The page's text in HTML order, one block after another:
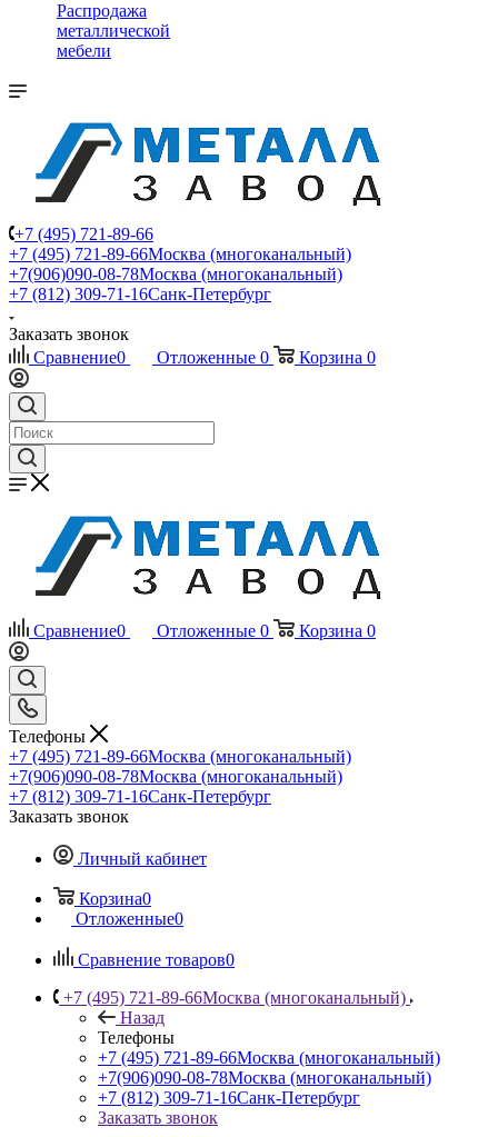
Распродажа
металлической
мебели
+7 (495) 721-89-66
+7 (495) 721-89-66Москва (многоканальный)
+7(906)090-08-78Москва (многоканальный)
+7 (812) 309-71-16Санк-Петербург
Заказать звонок
Сравнение0 Отложенные 0 Корзина 0
Сравнение0 Отложенные 0 Корзина 0
Телефоны
+7 (495) 721-89-66Москва (многоканальный)
+7(906)090-08-78Москва (многоканальный)
+7 (812) 309-71-16Санк-Петербург
Заказать звонок
Личный кабинет
Корзина0
Отложенные0
Сравнение товаров0
+7 (495) 721-89-66Москва (многоканальный)
Назад
Телефоны
+7 (495) 721-89-66Москва (многоканальный)
+7(906)090-08-78Москва (многоканальный)
+7 (812) 309-71-16Санк-Петербург
Заказать звонок